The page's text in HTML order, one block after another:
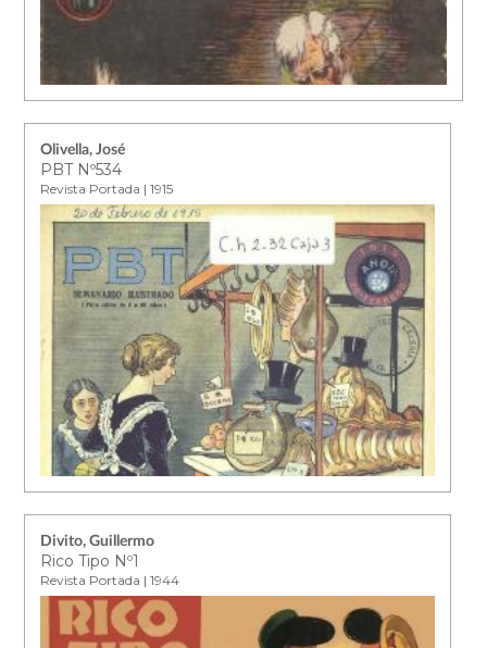
Olivella, José
PBT Nº534
Revista Portada | 1915
Divito, Guillermo
Rico Tipo Nº1
Revista Portada | 1944